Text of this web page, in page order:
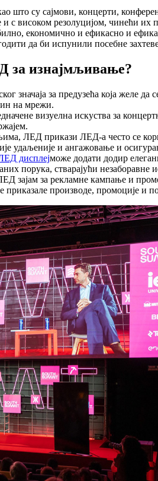
су сајмови, концерти,
с високом резолуцијом, чинећи
економично и ефикасно и
да би испунили посебне
за изнајмљивање?
значаја за предузећа која желе
на мрежи.
визуелна искуства за
ЛЕД прикази ЛЕД-а често се
удаљеније и ангажовање и
дисплејможе додати додир
порука, стварајући
зајам за рекламне кампање и
приказале производе, промоције и